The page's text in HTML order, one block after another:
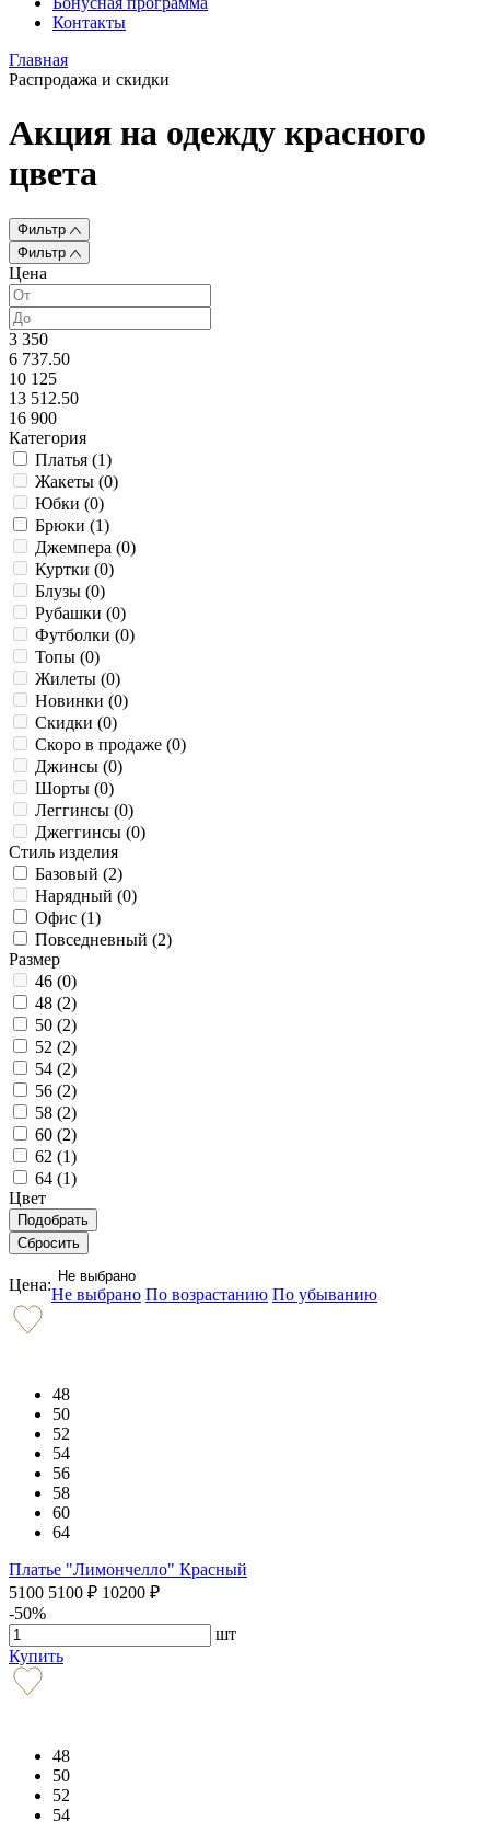
Контакты
Главная
Распродажа и скидки
Акция на одежду красного
цвета
Фильтр
Фильтр
Цена
3 350
6 737.50
10 125
13 512.50
16 900
Категория
Платья (1)
Жакеты (0)
Юбки (0)
Брюки (1)
Джемпера (0)
Куртки (0)
Блузы (0)
Рубашки (0)
Футболки (0)
Топы (0)
Жилеты (0)
Новинки (0)
Скидки (0)
Скоро в продаже (0)
Джинсы (0)
Шорты (0)
Леггинсы (0)
Джеггинсы (0)
Стиль изделия
Базовый (2)
Нарядный (0)
Офис (1)
Повседневный (2)
Размер
46 (0)
48 (2)
50 (2)
52 (2)
54 (2)
56 (2)
58 (2)
60 (2)
62 (1)
64 (1)
Цвет
Цена: Не выбрано
Не выбрано По возрастанию По убыванию
48
50
52
54
56
58
60
64
Платье "Лимончелло" Красный
5100 5100 ₽ 10200 ₽
-50%
шт
Купить
48
50
52
54